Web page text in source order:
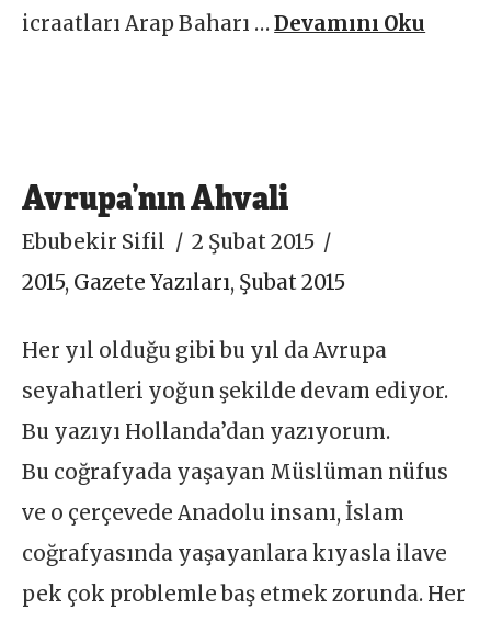
icraatları Arap Baharı …Devamını Oku
Avrupa’nın Ahvali
Ebubekir Sifil
2 Şubat 2015
2015, Gazete Yazıları, Şubat 2015
Her yıl olduğu gibi bu yıl da Avrupa
seyahatleri yoğun şekilde devam ediyor.
Bu yazıyı Hollanda’dan yazıyorum.
Bu coğrafyada yaşayan Müslüman nüfus
ve o çerçevede Anadolu insanı, İslam
coğrafyasında yaşayanlara kıyasla ilave
pek çok problemle baş etmek zorunda. Her